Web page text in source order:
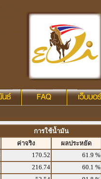
การใช้น้ำมัน
ค่าจริง ผลประหยัด
170.52 61.9 %
216.74 60.1 %